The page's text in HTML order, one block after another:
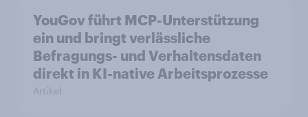
YouGov führt MCP-Unterstützung
ein und bringt verlässliche
Befragungs- und Verhaltensdaten
direkt in KI-native Arbeitsprozesse
Artikel